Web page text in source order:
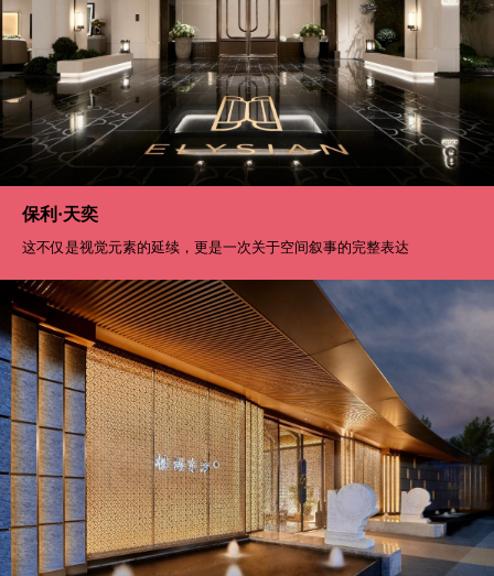
保利·天奕
这不仅是视觉元素的延续，更是一次关于空间叙事的完整表达